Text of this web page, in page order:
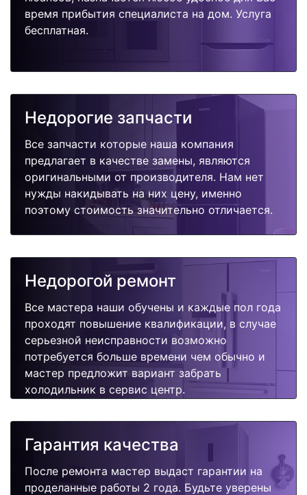
время прибытия специалиста на дом. Услуга
бесплатная.
Недорогие запчасти
Все запчасти которые наша компания
предлагает в качестве замены, являются
оригинальными от производителя. Нам нет
нужды накидывать на них цену, именно
поэтому стоимость значительно отличается.
Недорогой ремонт
Все мастера наши обучены и каждые пол года
проходят повышение квалификации, в случае
серьезной неисправности возможно
потребуется больше времени чем обычно и
мастер предложит вариант забрать
холодильник в сервис центр.
Гарантия качества
После ремонта мастер выдаст гарантии на
проделанные работы 2 года. Будьте уверены